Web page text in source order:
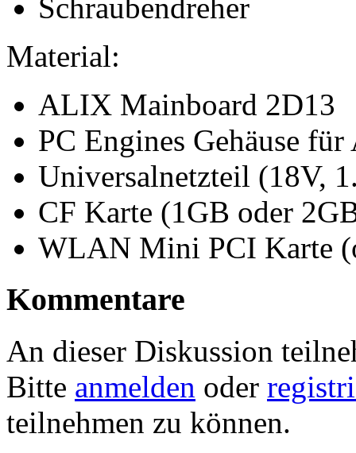
Schraubendreher
Material:
ALIX Mainboard 2D13
PC Engines Gehäuse
Universalnetzteil (18V,
CF Karte (1GB oder
WLAN Mini PCI Karte
Kommentare
An dieser Diskussion
Bitte anmelden oder
teilnehmen zu können.